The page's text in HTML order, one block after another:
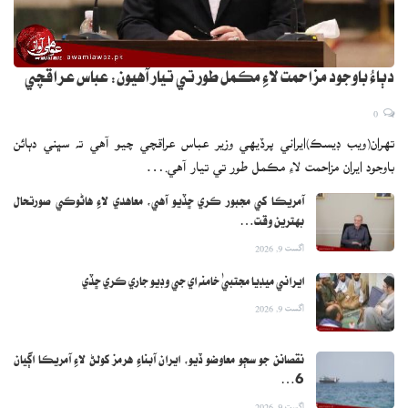
۾ چرٻي ۽ ڪوليسٽرول جو مقدار وڌي وڃي ٿو، جيڪو صحت لاءِ نقصانڪار
ثابت ٿي سگهي ٿي.
دٻاءُ باوجود مزاحمت لاءِ مڪمل طور تي تيار آهيون: عباس عراقچي
تهران(ويب ڊيسڪ)ايراني پرڏيهي وزير عباس عراقچي چيو آهي ته سڀني دٻائن
باوجود ايران مزاحمت لاءِ مڪمل طور تي تيار آهي.…
آمريڪا کي مجبور ڪري ڇڏيو آهي، معاهدي لاءِ هاڻوڪي صورتحال
بهترين وقت…
اگست 9, 2026
ايراني ميڊيا مجتبيٰ خامنه اي جي وڊيو جاري ڪري ڇڏي
اگست 9, 2026
نقصانن جو سڄو معاوضو ڏيو، ايران آبناءِ هرمز کولڻ لاءِ آمريڪا اڳيان
6…
اگست 9, 2026